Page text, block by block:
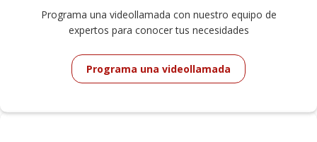
Programa una videollamada con nuestro equipo de
expertos para conocer tus necesidades
Programa una videollamada